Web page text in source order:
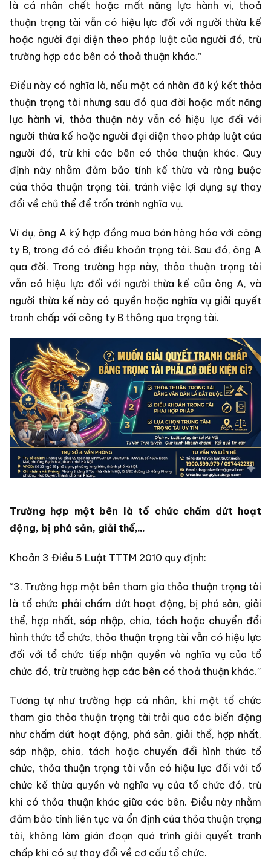
là cá nhân chết hoặc mất năng lực hành vi, thoả
thuận trọng tài vẫn có hiệu lực đối với người thừa kế
hoặc người đại diện theo pháp luật của người đó, trừ
trường hợp các bên có thoả thuận khác.”
Điều này có nghĩa là, nếu một cá nhân đã ký kết thỏa
thuận trọng tài nhưng sau đó qua đời hoặc mất năng
lực hành vi, thỏa thuận này vẫn có hiệu lực đối với
người thừa kế hoặc người đại diện theo pháp luật của
người đó, trừ khi các bên có thỏa thuận khác. Quy
định này nhằm đảm bảo tính kế thừa và ràng buộc
của thỏa thuận trọng tài, tránh việc lợi dụng sự thay
đổi về chủ thể để trốn tránh nghĩa vụ.
Ví dụ, ông A ký hợp đồng mua bán hàng hóa với công
ty B, trong đó có điều khoản trọng tài. Sau đó, ông A
qua đời. Trong trường hợp này, thỏa thuận trọng tài
vẫn có hiệu lực đối với người thừa kế của ông A, và
người thừa kế này có quyền hoặc nghĩa vụ giải quyết
tranh chấp với công ty B thông qua trọng tài.
Trường hợp một bên là tổ chức chấm dứt hoạt
động, bị phá sản, giải thể,...
Khoản 3 Điều 5 Luật TTTM 2010 quy định:
“3. Trường hợp một bên tham gia thỏa thuận trọng tài
là tổ chức phải chấm dứt hoạt động, bị phá sản, giải
thể, hợp nhất, sáp nhập, chia, tách hoặc chuyển đổi
hình thức tổ chức, thỏa thuận trọng tài vẫn có hiệu lực
đối với tổ chức tiếp nhận quyền và nghĩa vụ của tổ
chức đó, trừ trường hợp các bên có thoả thuận khác.”
Tương tự như trường hợp cá nhân, khi một tổ chức
tham gia thỏa thuận trọng tài trải qua các biến động
như chấm dứt hoạt động, phá sản, giải thể, hợp nhất,
sáp nhập, chia, tách hoặc chuyển đổi hình thức tổ
chức, thỏa thuận trọng tài vẫn có hiệu lực đối với tổ
chức kế thừa quyền và nghĩa vụ của tổ chức đó, trừ
khi có thỏa thuận khác giữa các bên. Điều này nhằm
đảm bảo tính liên tục và ổn định của thỏa thuận trọng
tài, không làm gián đoạn quá trình giải quyết tranh
chấp khi có sự thay đổi về cơ cấu tổ chức.